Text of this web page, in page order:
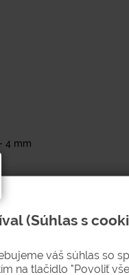
4 mm
vplyvmi počasia.
materiálov v
(Súhlas s
váš súhlas so
na tlačidlo "Povoliť